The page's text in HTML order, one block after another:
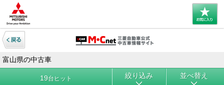
富山県の中古車
19台ヒット 絞り込み 並べ替え